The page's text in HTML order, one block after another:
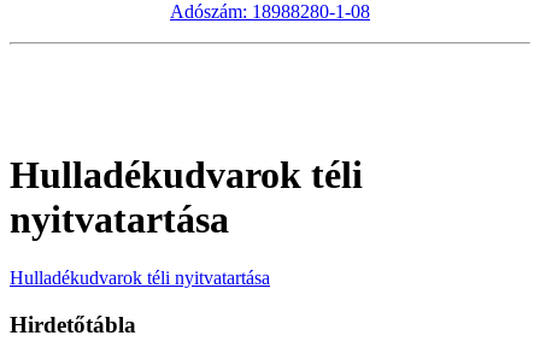
Adószám: 18988280-1-08
Hulladékudvarok téli
nyitvatartása
Hulladékudvarok téli nyitvatartása
Hirdetőtábla